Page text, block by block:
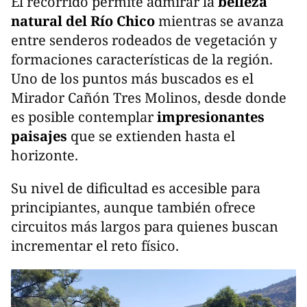
natural del Río Chicomientras se avanza
entre senderos rodeados de vegetación y
formaciones características de la región.
Uno de los puntos más buscados es el
Mirador Cañón Tres Molinos, desde donde
es posible contemplarimpresionantes
paisajes que se extienden hasta el
horizonte.
Su nivel de dificultad es accesible para
principiantes, aunque también ofrece
circuitos más largos para quienes buscan
incrementar el reto físico.